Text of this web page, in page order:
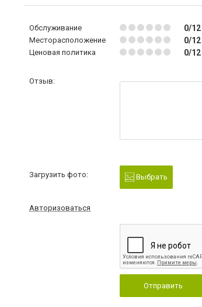
Обслуживание 0/12
Месторасположение 0/12
Ценовая политика 0/12
Отзыв:
Загрузить фото: Выбрать
Авторизоваться
Отправить